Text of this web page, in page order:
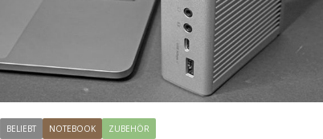
BELIEBT NOTEBOOK ZUBEHÖR